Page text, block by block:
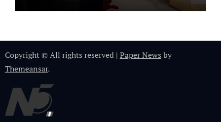
Copyright © All rights reserved | Paper News by
Themeansar.